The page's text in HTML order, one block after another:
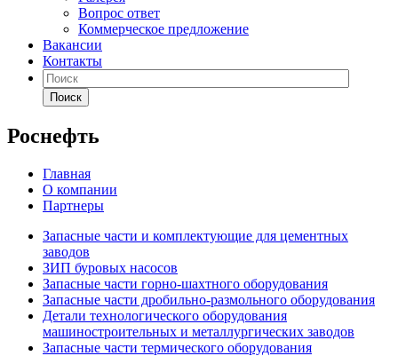
Вопрос ответ
Коммерческое предложение
Вакансии
Контакты
Поиск
Роснефть
Главная
О компании
Партнеры
Запасные части и комплектующие для цементных
заводов
ЗИП буровых насосов
Запасные части горно-шахтного оборудования
Запасные части дробильно-размольного оборудования
Детали технологического оборудования
машиностроительных и металлургических заводов
Запасные части термического оборудования